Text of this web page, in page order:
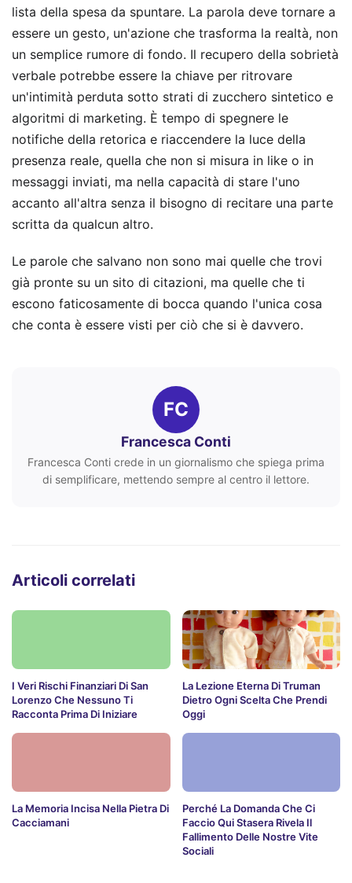
lista della spesa da spuntare. La parola deve tornare a
essere un gesto, un'azione che trasforma la realtà, non
un semplice rumore di fondo. Il recupero della sobrietà
verbale potrebbe essere la chiave per ritrovare
un'intimità perduta sotto strati di zucchero sintetico e
algoritmi di marketing. È tempo di spegnere le
notifiche della retorica e riaccendere la luce della
presenza reale, quella che non si misura in like o in
messaggi inviati, ma nella capacità di stare l'uno
accanto all'altra senza il bisogno di recitare una parte
scritta da qualcun altro.
Le parole che salvano non sono mai quelle che trovi
già pronte su un sito di citazioni, ma quelle che ti
escono faticosamente di bocca quando l'unica cosa
che conta è essere visti per ciò che si è davvero.
FC
Francesca Conti
Francesca Conti crede in un giornalismo che spiega prima
di semplificare, mettendo sempre al centro il lettore.
Articoli correlati
I Veri Rischi Finanziari Di San
Lorenzo Che Nessuno Ti
Racconta Prima Di Iniziare
La Lezione Eterna Di Truman
Dietro Ogni Scelta Che Prendi
Oggi
La Memoria Incisa Nella Pietra Di
Cacciamani
Perché La Domanda Che Ci
Faccio Qui Stasera Rivela Il
Fallimento Delle Nostre Vite
Sociali